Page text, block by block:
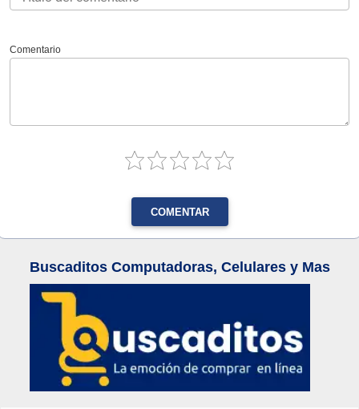
Comentario
COMENTAR
Buscaditos Computadoras, Celulares y Mas